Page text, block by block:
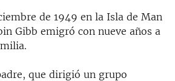
de 1949 en la Isla de Man
Gibb emigró con nueve años a
que dirigió un grupo